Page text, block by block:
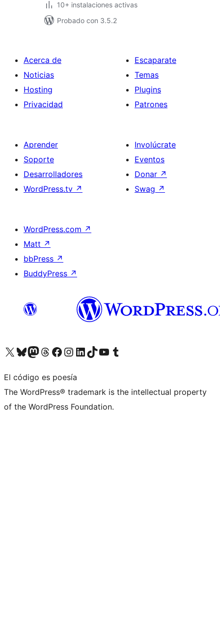
10+ instalaciones activas
Probado con 3.5.2
Acerca de
Noticias
Hosting
Privacidad
Escaparate
Temas
Plugins
Patrones
Aprender
Soporte
Desarrolladores
WordPress.tv ↗
Involúcrate
Eventos
Donar ↗
Swag ↗
WordPress.com ↗
Matt ↗
bbPress ↗
BuddyPress ↗
Visita nuestra cuenta de X (anteriormente Twitter)
Visita nuestra cuenta de Bluesky
Visita nuestra cuenta de Mastodon
Visita nuestra cuenta de Threads
Visita nuestra página de Facebook
Visita nuestra cuenta de Instagram
Visita nuestra cuenta de LinkedIn
Visita nuestra cuenta de TikTok
Visita nuestro canal de YouTube
Visita nuestra cuenta de Tumblr
El código es poesía
The WordPress® trademark is the intellectual property
of the WordPress Foundation.